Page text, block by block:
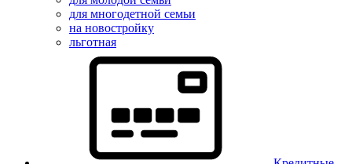
для многодетной семьи
на новостройку
льготная